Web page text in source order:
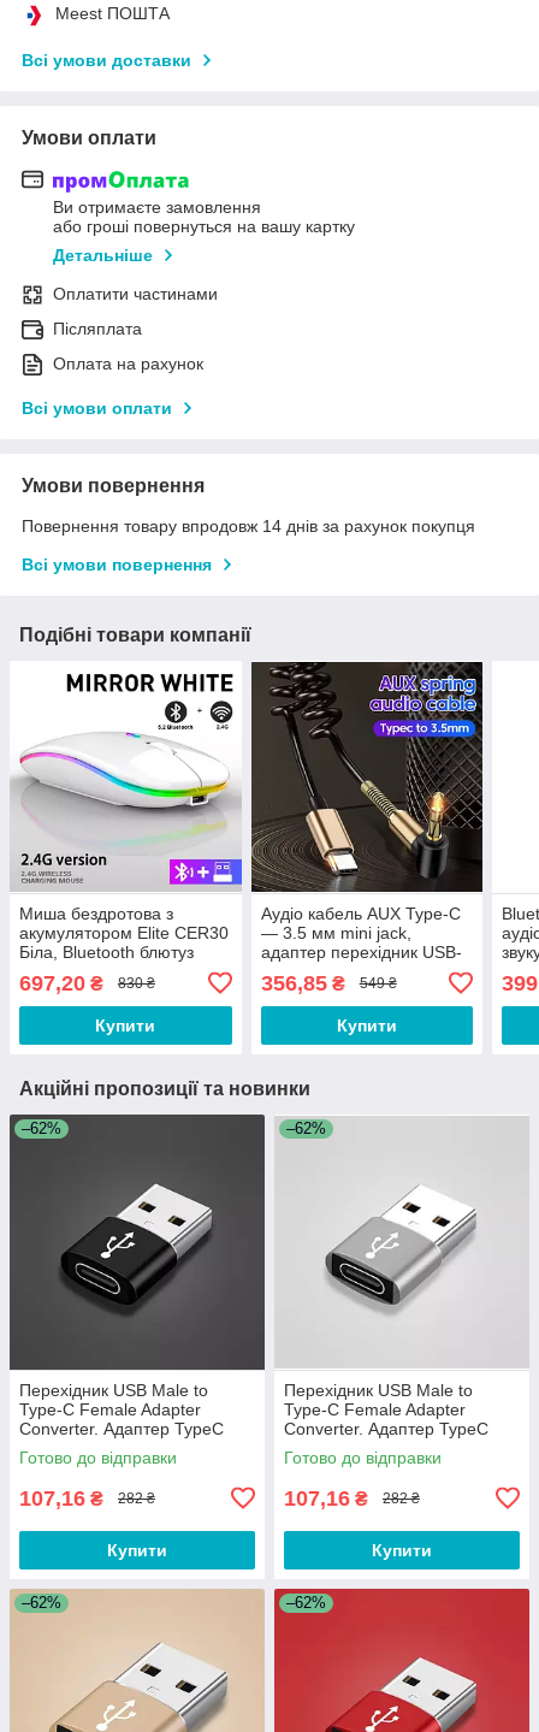
Meest ПОШТА
Всі умови доставки
Умови оплати
Ви отримаєте замовлення
або гроші повернуться на вашу картку
Детальніше
Оплатити частинами
Післяплата
Оплата на рахунок
Всі умови оплати
Умови повернення
Повернення товару впродовж 14 днів за рахунок покупця
Всі умови повернення
Подібні товари компанії
Миша бездротова з
акумулятором Elite CER30
Біла, Bluetooth блютуз
697,20 ₴ 830 ₴
Купити
Аудіо кабель AUX Type-C
— 3.5 мм mini jack,
адаптер перехідник USB-
C to AUX для навушників
та звуку FEW-994
356,85₴ 549 ₴
Купити
ПК,
399
Акційні пропозиції та новинки
–62%
Перехідник USB Male to
Type-C Female Adapter
Converter. Адаптер TypeC
(мама) - USB (тато) WC32QS
Чорний
Готово до відправки
107,16 ₴ 282 ₴
Купити
–62%
Перехідник USB Male to
Type-C Female Adapter
Converter. Адаптер TypeC
(мама) - USB (тато) WC32QS
Сріблястий
Готово до відправки
107,16 ₴ 282 ₴
Купити
–62% –62%